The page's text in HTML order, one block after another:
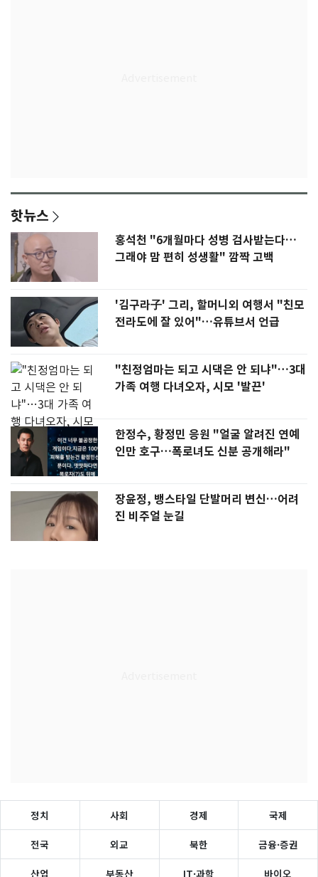
핫뉴스
홍석천 "6개월마다 성병 검사받는다…
그래야 맘 편히 성생활" 깜짝 고백
'김구라子' 그리, 할머니외 여행서 "친모
전라도에 잘 있어"…유튜브서 언급
"친정엄마는 되고 시댁은 안 되냐"…3대
가족 여행 다녀오자, 시모 '발끈'
한정수, 황정민 응원 "얼굴 알려진 연예
인만 호구…폭로녀도 신분 공개해라"
장윤정, 뱅스타일 단발머리 변신…어려
진 비주얼 눈길
정치 사회 경제 국제
전국 외교 북한 금융·증권
산업 부동산 IT·과학 바이오